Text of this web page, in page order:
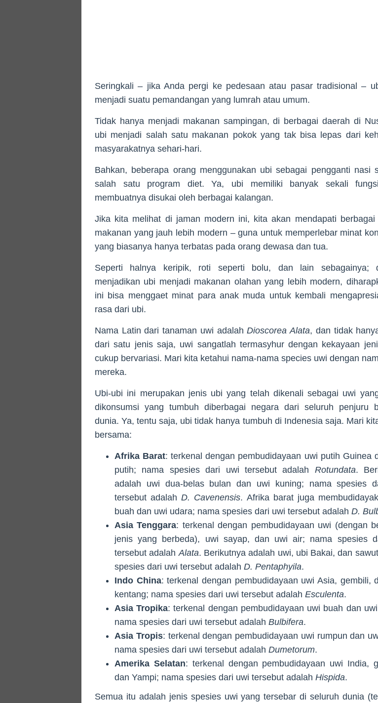
Seringkali – jika Anda pergi ke pedesaan atau pasar tradisional –
menjadi suatu pemandangan yang lumrah atau umum.
Tidak hanya menjadi makanan sampingan, di berbagai daerah di
ubi menjadi salah satu makanan pokok yang tak bisa lepas dari
masyarakatnya sehari-hari.
Bahkan, beberapa orang menggunakan ubi sebagai pengganti nasi
salah satu program diet. Ya, ubi memiliki banyak sekali
membuatnya disukai oleh berbagai kalangan.
Jika kita melihat di jaman modern ini, kita akan mendapati berbagai
makanan yang jauh lebih modern – guna untuk memperlebar minat
yang biasanya hanya terbatas pada orang dewasa dan tua.
Seperti halnya keripik, roti seperti bolu, dan lain sebagainya;
menjadikan ubi menjadi makanan olahan yang lebih modern,
ini bisa menggaet minat para anak muda untuk kembali
rasa dari ubi.
Nama Latin dari tanaman uwi adalahDioscorea Alata, dan tidak
dari satu jenis saja, uwi sangatlah termasyhur dengan kekayaan
cukup bervariasi. Mari kita ketahui nama-nama species uwi dengan
mereka.
Ubi-ubi ini merupakan jenis ubi yang telah dikenali sebagai uwi
dikonsumsi yang tumbuh diberbagai negara dari seluruh penjuru
dunia. Ya, tentu saja, ubi tidak hanya tumbuh di Indenesia saja. Mari
bersama:
Afrika Barat: terkenal dengan pembudidayaan uwi putih Guinea
putih; nama spesies dari uwi tersebut adalah Rotundata.
adalah uwi dua-belas bulan dan uwi kuning; nama spesies
tersebut adalahD. Cavenensis. Afrika barat juga
buah dan uwi udara; nama spesies dari uwi tersebut adalah D.
Asia Tenggara: terkenal dengan pembudidayaan uwi (dengan
jenis yang berbeda), uwi sayap, dan uwi air; nama spesies
tersebut adalah Alata. Berikutnya adalah uwi, ubi Bakai, dan
spesies dari uwi tersebut adalah D. Pentaphyila.
Indo China: terkenal dengan pembudidayaan uwi Asia, gembili,
kentang; nama spesies dari uwi tersebut adalah Esculenta.
Asia Tropika: terkenal dengan pembudidayaan uwi buah dan
nama spesies dari uwi tersebut adalah Bulbifera.
Asia Tropis: terkenal dengan pembudidayaan uwi rumpun dan
nama spesies dari uwi tersebut adalah Dumetorum.
Amerika Selatan: terkenal dengan pembudidayaan uwi India,
dan Yampi; nama spesies dari uwi tersebut adalah Hispida.
Semua itu adalah jenis spesies uwi yang tersebar di seluruh dunia